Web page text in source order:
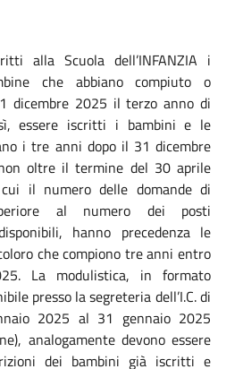
alla Scuola dell’INFANZIA i
che abbiano compiuto o
dicembre 2025 il terzo anno di
essere iscritti i bambini e le
i tre anni dopo il 31 dicembre
oltre il termine del 30 aprile
il numero delle domande di
al numero dei posti
hanno precedenza le
che compiono tre anni entro
La modulistica, in formato
presso la segreteria dell’I.C. di
2025 al 31 gennaio 2025
analogamente devono essere
dei bambini già iscritti e